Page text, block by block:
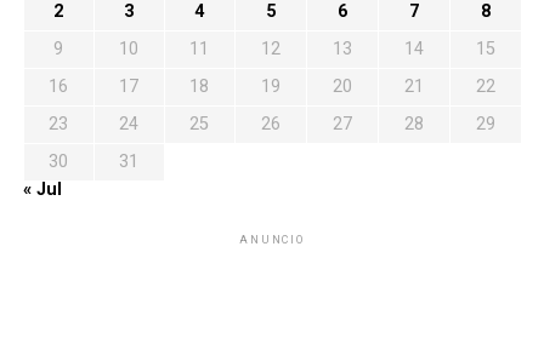
2
3 4 5 6 7
8
9
10 11 12 13 14
15
16
17 18 19 20 21
22
23
24 25 26 27 28
29
30
31
« Jul
ANUNCIO